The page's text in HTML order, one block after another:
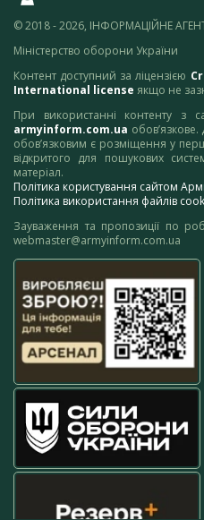
© 2018 - 2026, ІНФОРМАЦІЙНЕ
Міністерство оборони України
Контент доступний за ліцензією
International license якщо не
При використанні контенту з
armyinform.com.ua обов’язкове.
обов’язковим є розміщення у
відкритого для пошукових
матеріал.
Політика користування сайтом
Політика використання файлів
Зауваження та пропозиції по
webmaster@armyinform.com.ua